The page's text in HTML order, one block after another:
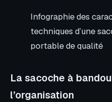
Infographie des
techniques d’une
portable de qualité
La sacoche à
l’organisation